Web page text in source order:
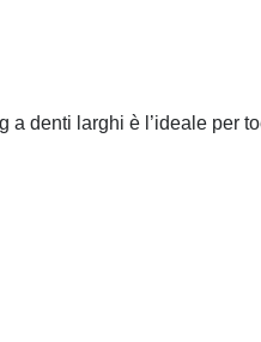
a denti larghi è l’ideale per